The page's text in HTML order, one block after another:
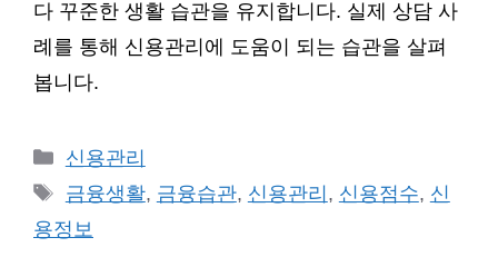
다 꾸준한 생활 습관을 유지합니다. 실제 상담 사
례를 통해 신용관리에 도움이 되는 습관을 살펴
봅니다.
카
테
리
신용관리
태
그
금융생활, 금융습관, 신용관리 , 신용점수, 신
용정보